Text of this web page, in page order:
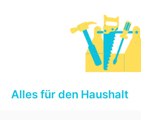
Alles für den Haushalt